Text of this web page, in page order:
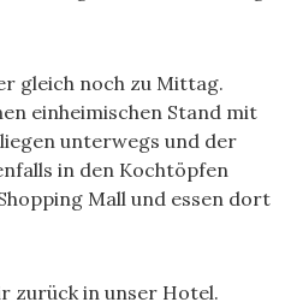
gleich noch zu Mittag.
einheimischen Stand mit
unterwegs und der
in den Kochtöpfen
Mall und essen dort
zurück in unser Hotel.